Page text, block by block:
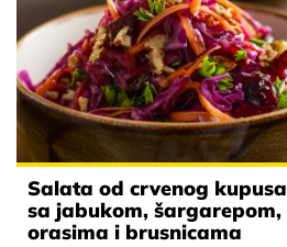
Salata od crvenog kupusa
sa jabukom, šargarepom,
orasima i brusnicama